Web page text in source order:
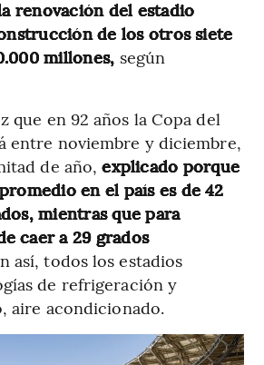
renovación del estadio
de los otros siete
millones, según
que en 92 años la Copa del
entre noviembre y diciembre,
de año,explicado porque
en el país es de 42
mientras que para
caer a 29 grados
así, todos los estadios
de refrigeración y
aire acondicionado.